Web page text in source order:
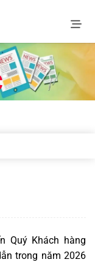
Quý Khách hàng
trong năm 2026